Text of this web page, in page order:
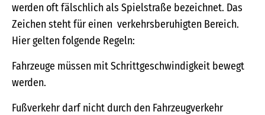
werden oft fälschlich als Spielstraße bezeichnet. Das
Zeichen steht für einen verkehrsberuhigten Bereich.
Hier gelten folgende Regeln:
Fahrzeuge müssen mit Schrittgeschwindigkeit bewegt
werden.
Fußverkehr darf nicht durch den Fahrzeugverkehr